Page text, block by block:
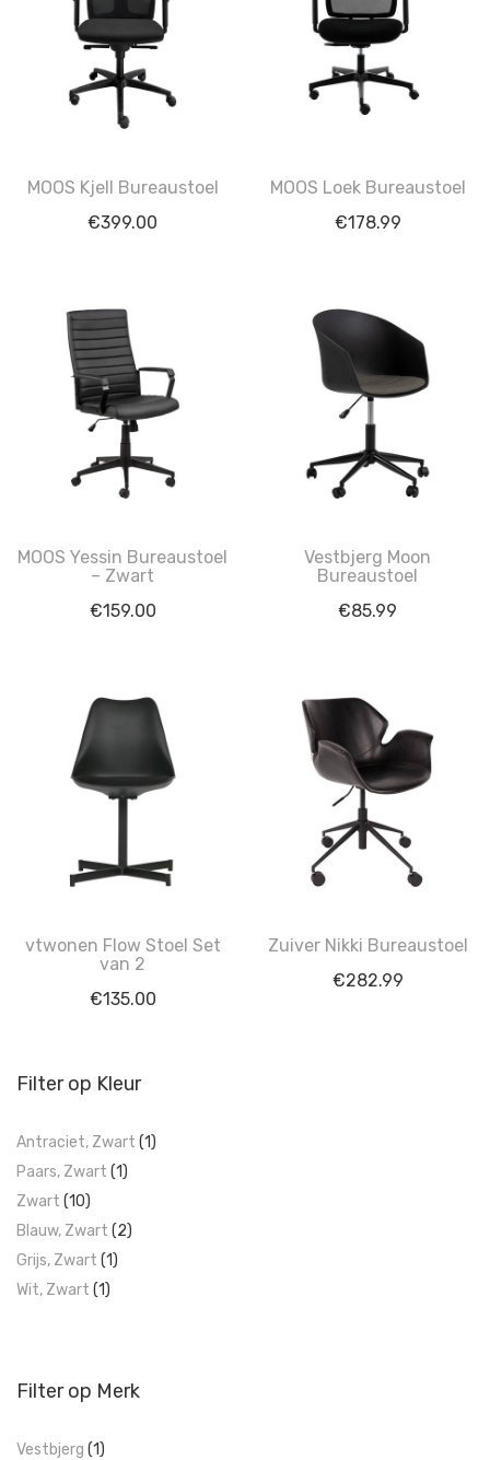
MOOS Kjell Bureaustoel
€399.00
MOOS Loek Bureaustoel
€178.99
MOOS Yessin Bureaustoel
– Zwart
€159.00
Vestbjerg Moon
Bureaustoel
€85.99
vtwonen Flow Stoel Set
van 2
€135.00
Zuiver Nikki Bureaustoel
€282.99
Filter op Kleur
Antraciet, Zwart (1)
Paars, Zwart (1)
Zwart (10)
Blauw, Zwart (2)
Grijs, Zwart (1)
Wit, Zwart (1)
Filter op Merk
Vestbjerg (1)